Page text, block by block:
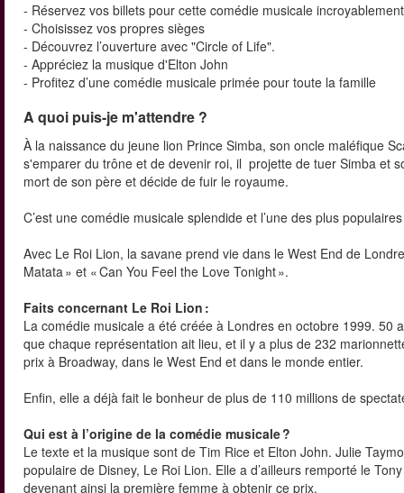
- Réservez vos billets pour cette comédie musicale
- Choisissez vos propres sièges
- Découvrez l’ouverture avec "Circle of Life".
- Appréciez la musique d'Elton John
- Profitez d’une comédie musicale primée pour toute la famille
A quoi puis-je m'attendre ?
À la naissance du jeune lion Prince Simba, son oncle maléfique
s'emparer du trône et de devenir roi, il projette de tuer Simba et
mort de son père et décide de fuir le royaume.
C’est une comédie musicale splendide et l’une des plus
Avec Le Roi Lion, la savane prend vie dans le West End de
Matata » et « Can You Feel the Love Tonight ».
Faits concernant Le Roi Lion :
La comédie musicale a été créée à Londres en octobre 1999.
que chaque représentation ait lieu, et il y a plus de 232
prix à Broadway, dans le West End et dans le monde entier.
Enfin, elle a déjà fait le bonheur de plus de 110 millions de
Qui est à l’origine de la comédie musicale ?
Le texte et la musique sont de Tim Rice et Elton John. Julie
populaire de Disney, Le Roi Lion. Elle a d’ailleurs remporté le
devenant ainsi la première femme à obtenir ce prix.